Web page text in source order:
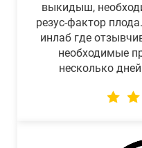
выкидыш,
резус-фактор
инлаб где
необходимые
несколько